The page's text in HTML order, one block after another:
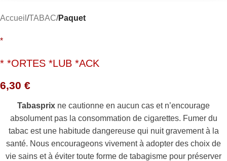
Accueil TABAC Paquet
*
* *ORTES *LUB *ACK
6,30 €
Tabasprix ne cautionne en aucun cas et n’encourage
absolument pas la consommation de cigarettes. Fumer du
tabac est une habitude dangereuse qui nuit gravement à la
santé. Nous encourageons vivement à adopter des choix de
vie sains et à éviter toute forme de tabagisme pour préserver